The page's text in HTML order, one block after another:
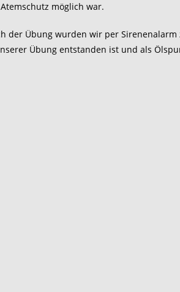
möglich war.
der Übung wurden wir per
Übung entstanden ist und als